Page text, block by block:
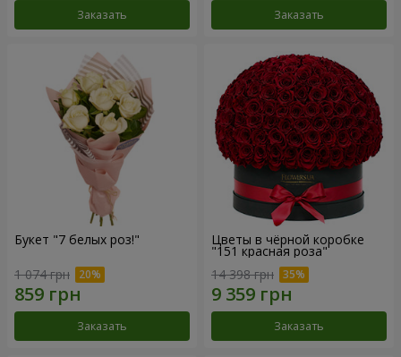
Заказать Заказать
Букет "7 белых роз!"
1 074 грн
Заказать
Цветы в чёрной коробке
"151 красная роза"
14 398 грн
Заказать